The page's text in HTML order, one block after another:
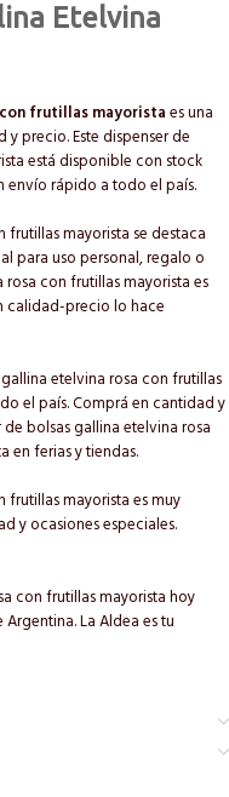
Etelvina
frutillas mayoristaes una
precio. Este dispenser de
está disponible con stock
envío rápido a todo el país.
frutillas mayorista se destaca
para uso personal, regalo o
con frutillas mayorista es
calidad-precio lo hace
etelvina rosa con frutillas
el país. Comprá en cantidad y
bolsas gallina etelvina rosa
en ferias y tiendas.
frutillas mayorista es muy
y ocasiones especiales.
con frutillas mayorista hoy
La Aldea es tu